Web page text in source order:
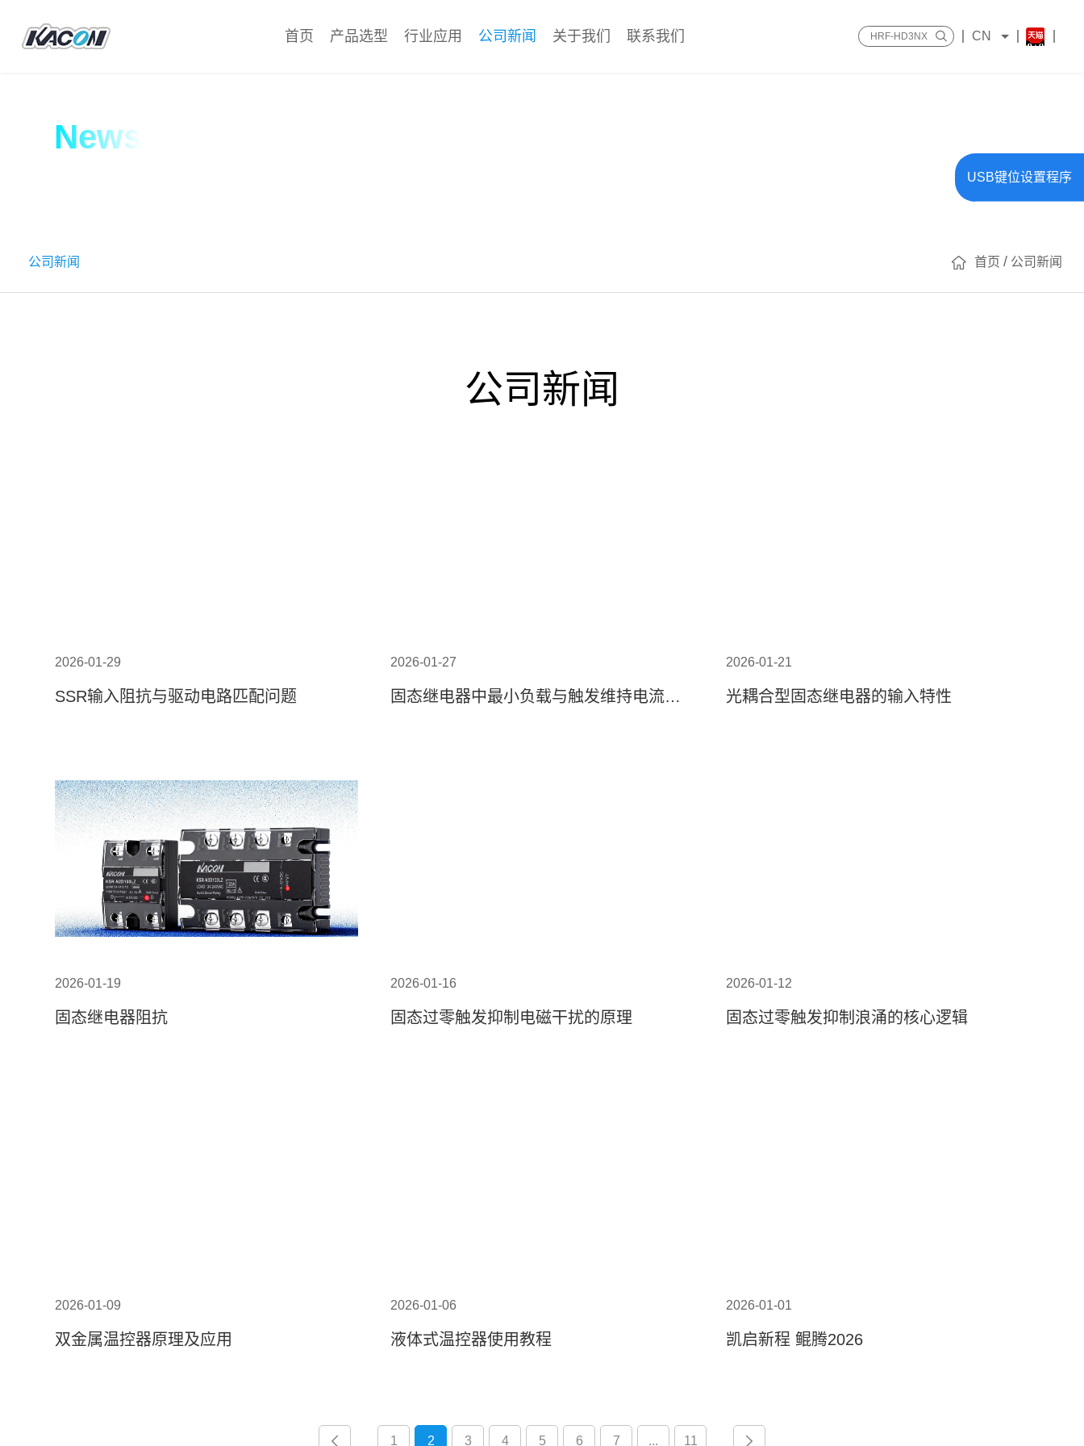
首页 产品选型 行业应用 公司新闻 关于我们 联系我们 CN
News
公司新闻 首页 / 公司新闻
公司新闻
2026-01-29
SSR输入阻抗与驱动电路匹配问题
2026-01-27
固态继电器中最小负载与触发维持电流关系
2026-01-21
光耦合型固态继电器的输入特性
2026-01-19
固态继电器阻抗
2026-01-16
固态过零触发抑制电磁干扰的原理
2026-01-12
固态过零触发抑制浪涌的核心逻辑
2026-01-09
双金属温控器原理及应用
2026-01-06
液体式温控器使用教程
2026-01-01
凯启新程 鲲腾2026
1 2 3 4 5 6 7 ... 11
USB键位设置程序